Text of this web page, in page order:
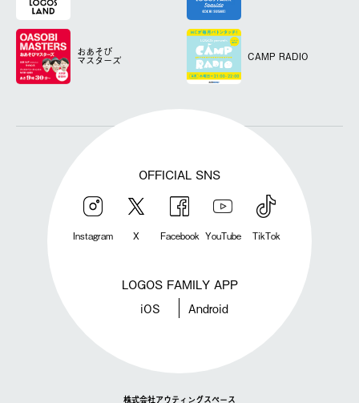
おあそび
マスターズ CAMP RADIO
OFFICIAL SNS
Instagram X Facebook YouTube TikTok
LOGOS FAMILY APP
iOS Android
株式会社アウティングスペース